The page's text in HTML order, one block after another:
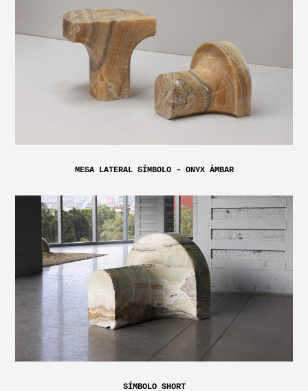
MESA LATERAL SÍMBOLO – ONYX ÁMBAR
SÍMBOLO SHORT